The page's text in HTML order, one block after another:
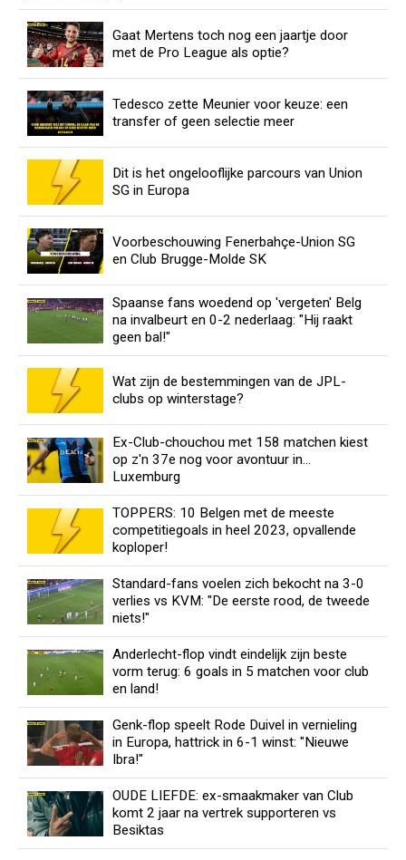
Gaat Mertens toch nog een jaartje door
met de Pro League als optie?
Tedesco zette Meunier voor keuze: een
transfer of geen selectie meer
Dit is het ongelooflijke parcours van Union
SG in Europa
Voorbeschouwing Fenerbahçe-Union SG
en Club Brugge-Molde SK
Spaanse fans woedend op 'vergeten' Belg
na invalbeurt en 0-2 nederlaag: "Hij raakt
geen bal!"
Wat zijn de bestemmingen van de JPL-
clubs op winterstage?
Ex-Club-chouchou met 158 matchen kiest
op z'n 37e nog voor avontuur in...
Luxemburg
TOPPERS: 10 Belgen met de meeste
competitiegoals in heel 2023, opvallende
koploper!
Standard-fans voelen zich bekocht na 3-0
verlies vs KVM: "De eerste rood, de tweede
niets!"
Anderlecht-flop vindt eindelijk zijn beste
vorm terug: 6 goals in 5 matchen voor club
en land!
Genk-flop speelt Rode Duivel in vernieling
in Europa, hattrick in 6-1 winst: "Nieuwe
Ibra!"
OUDE LIEFDE: ex-smaakmaker van Club
komt 2 jaar na vertrek supporteren vs
Besiktas